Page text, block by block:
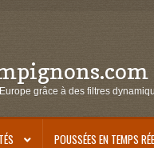
grâce à des filtres
POUSSÉES EN TEMPS